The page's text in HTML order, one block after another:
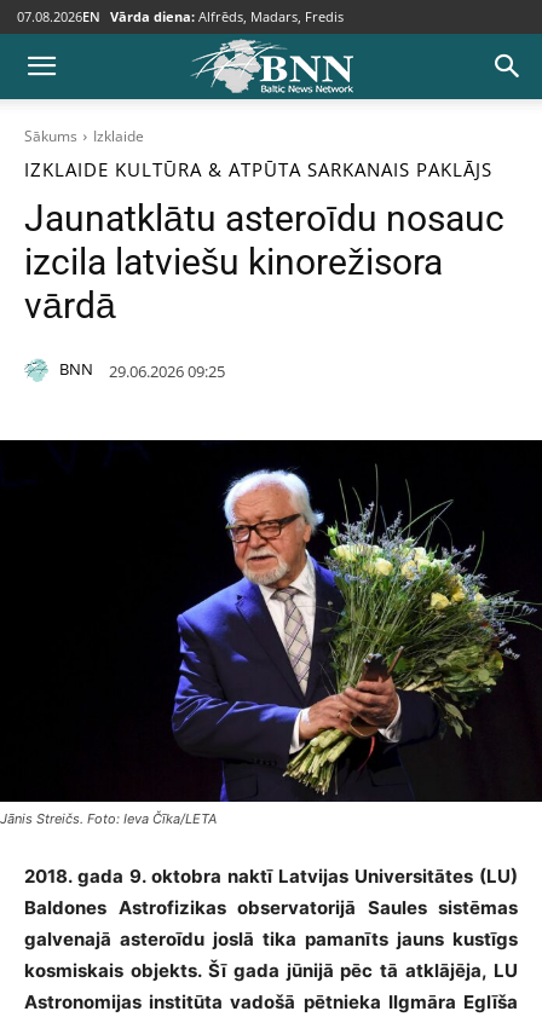
07.08.2026EN Vārda diena: Alfrēds, Madars, Fredis
Sākums Izklaide
IZKLAIDE KULTŪRA & ATPŪTA SARKANAIS PAKLĀJS
Jaunatklātu asteroīdu nosauc
izcila latviešu kinorežisora
vārdā
BNN 29.06.2026 09:25
Jānis Streičs. Foto: Ieva Čīka/LETA
2018. gada 9. oktobra naktī Latvijas Universitātes (LU)
Baldones Astrofizikas observatorijā Saules sistēmas
galvenajā asteroīdu joslā tika pamanīts jauns kustīgs
kosmiskais objekts. Šī gada jūnijā pēc tā atklājēja, LU
Astronomijas institūta vadošā pētnieka Ilgmāra Eglīša